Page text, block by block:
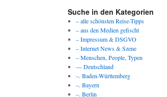
Suche in den Kategorien
– alle schönsten Reise-Tipps
– aus den Medien gefischt
– Impressum & DSGVO
– Internet News & Szene
– Menschen, People, Typen
— Deutschland
–. Baden-Württemberg
–. Bayern
–. Berlin